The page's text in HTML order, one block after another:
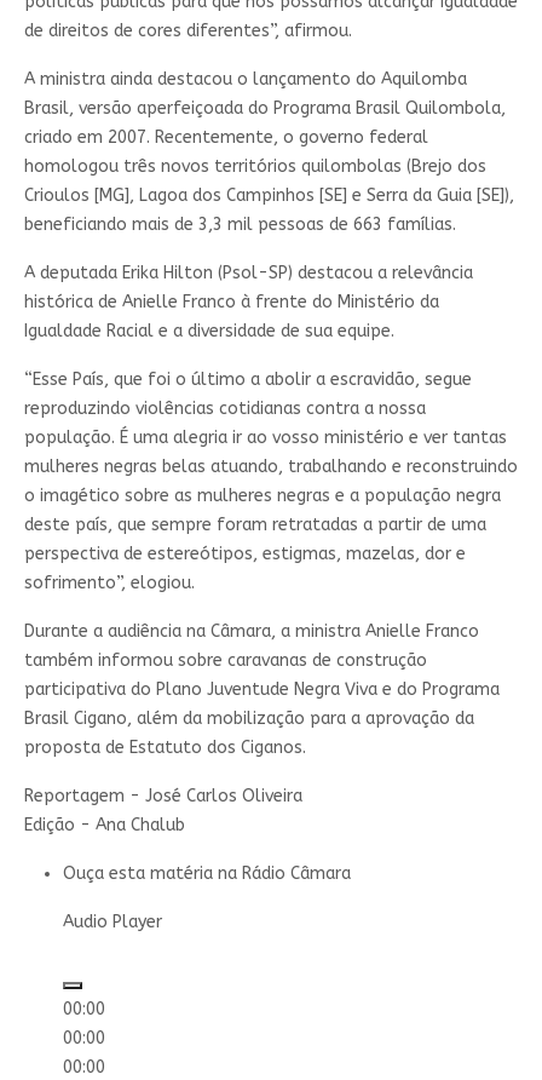
de direitos de cores diferentes”, afirmou.
A ministra ainda destacou o lançamento do Aquilomba
Brasil, versão aperfeiçoada do Programa Brasil Quilombola,
criado em 2007. Recentemente, o governo federal
homologou três novos territórios quilombolas (Brejo dos
Crioulos [MG], Lagoa dos Campinhos [SE] e Serra da Guia [SE]),
beneficiando mais de 3,3 mil pessoas de 663 famílias.
A deputada Erika Hilton (Psol-SP) destacou a relevância
histórica de Anielle Franco à frente do Ministério da
Igualdade Racial e a diversidade de sua equipe.
“Esse País, que foi o último a abolir a escravidão, segue
reproduzindo violências cotidianas contra a nossa
população. É uma alegria ir ao vosso ministério e ver tantas
mulheres negras belas atuando, trabalhando e reconstruindo
o imagético sobre as mulheres negras e a população negra
deste país, que sempre foram retratadas a partir de uma
perspectiva de estereótipos, estigmas, mazelas, dor e
sofrimento”, elogiou.
Durante a audiência na Câmara, a ministra Anielle Franco
também informou sobre caravanas de construção
participativa do Plano Juventude Negra Viva e do Programa
Brasil Cigano, além da mobilização para a aprovação da
proposta de Estatuto dos Ciganos.
Reportagem - José Carlos Oliveira
Edição - Ana Chalub
Áudio da matéria
Ouça esta matéria na Rádio Câmara
Audio Player
00:00
00:00
00:00